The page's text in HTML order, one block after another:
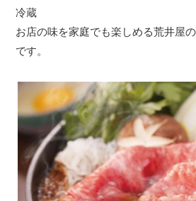
冷蔵
お店の味を家庭でも楽しめる荒井屋
です。